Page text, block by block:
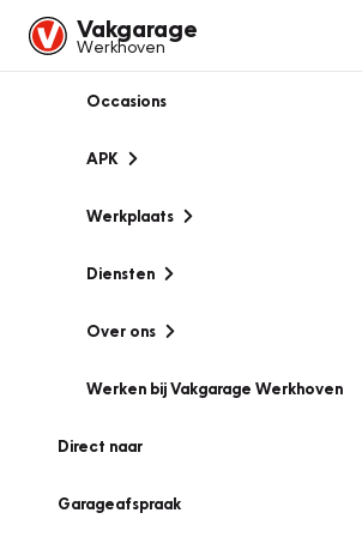
Vakgarage
Werkhoven
Occasions
APK
Werkplaats
Diensten
Over ons
Werken bij Vakgarage Werkhoven
Direct naar
Garageafspraak